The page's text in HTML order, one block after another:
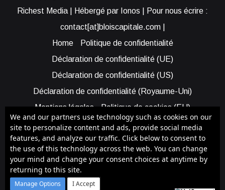
Richest Media | Hébergé par Ionos | Pour nous écrire :
contact[at]bloiscapitale.com |
Home
Politique de confidentialité
Déclaration de confidentialité (UE)
Déclaration de confidentialité (US)
Déclaration de confidentialité (Royaume-Uni)
Mentions légales
Politique de cookies (EU)
Cookie Policy (AUS)
Cookie Policy (US)
Qui sommes-nous ?
Participer à Blois Capitale
Bénéficier d’une assistance
Facebook
X
We and our partners use technology such as cookies on our
site to personalize content and ads, provide social media
features, and analyze our traffic. Click below to consent to
the use of this technology across the web. You can change
your mind and change your consent choices at anytime by
returning to this site.
Manage Options I Accept